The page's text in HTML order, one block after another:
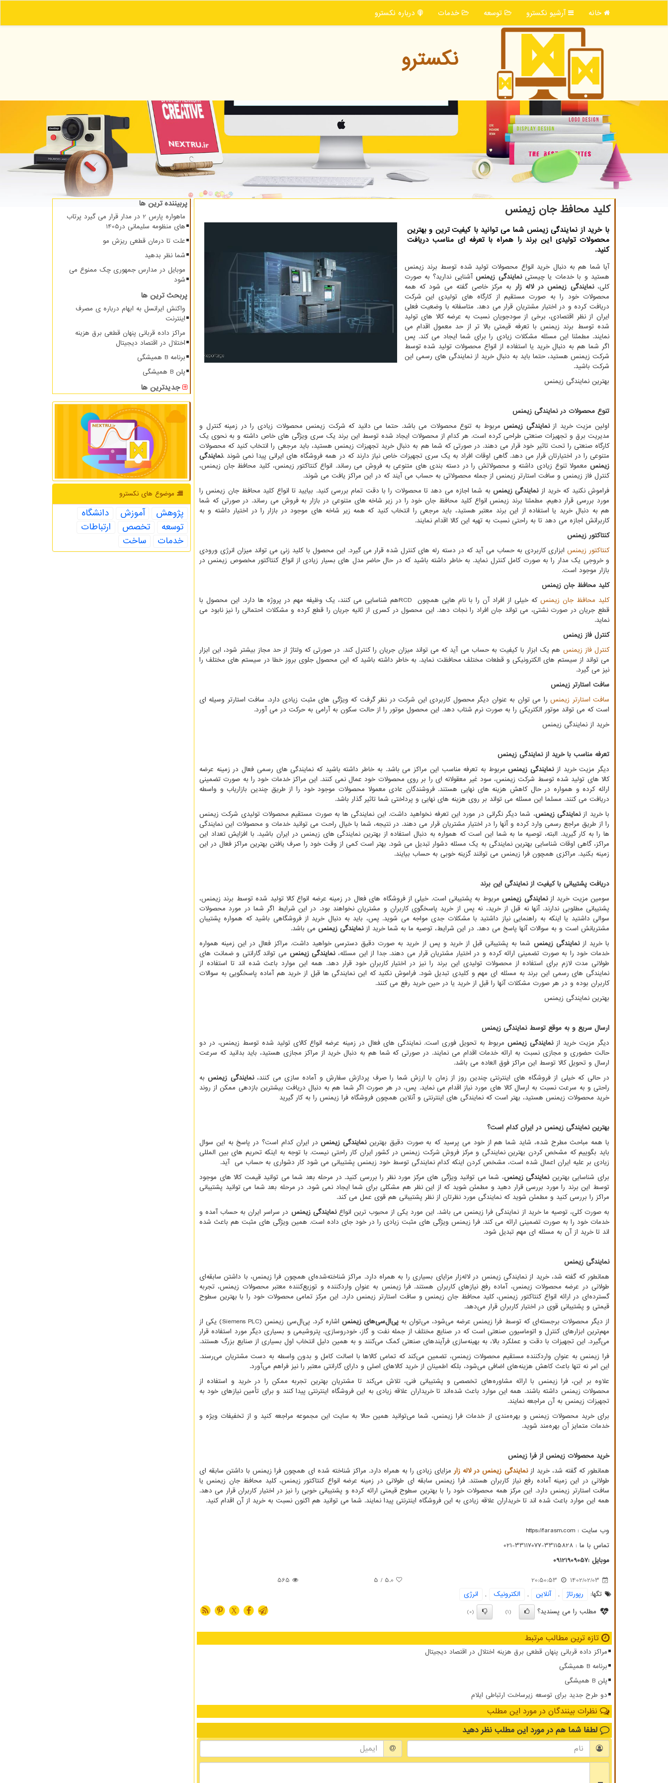
خانه آرشیو نكسترو توسعه خدمات درباره نكسترو
نكسترو
کلید محافظ جان زیمنس
با خرید از نمایندگی زیمنس شما می توانید با کیفیت ترین و بهترین
محصولات تولیدی این برند را همراه با تعرفه ای مناسب دریافت
کنید.
آیا شما هم به دنبال خرید انواع محصولات تولید شده توسط برند زیمنس
هستید و با خدمات یا چیستینمایندگی زیمنسآشنایی ندارید؟ به صورت
کلی،نمایندگی زیمنس در لاله زار به مرکز خاصی گفته می شود که همه
محصولات خود را به صورت مستقیم از کارگاه های تولیدی این شرکت
دریافت کرده و در اختیار مشتریان قرار می دهد. متاسفانه با وضعیت فعلی
ایران از نظر اقتصادی، برخی از سودجویان نسبت به عرضه کالا های تولید
شده توسط برند زیمنس با تعرفه قیمتی بالا تر از حد معمول اقدام می
نمایند. مطمئنا این مسئله مشکلات زیادی را برای شما ایجاد می کند. پس
اگر شما هم به دنبال خرید یا استفاده از انواع محصولات تولید شده توسط
شرکت زیمنس هستید، حتما باید به دنبال خرید از نمایندگی های رسمی این
شرکت باشید.
بهترین نمایندگی زیمنس
تنوع محصولات در نمایندگی زیمنس
اولین مزیت خرید ازنمایندگی زیمنسمربوط به تنوع محصولات می باشد. حتما می دانید که شرکت زیمنس محصولات زیادی را در زمینه کنترل و
مدیریت برق و تجهیزات صنعتی طراحی کرده است. هر کدام از محصولات ایجاد شده توسط این برند یک سری ویژگی های خاص داشته و به نحوی یک
کارگاه صنعتی را تحت تاثیر خود قرار می دهند. در صورتی که شما هم به دنبال خرید تجهیزات زیمنس هستید، باید مرجعی را انتخاب کنید که محصولات
متنوعی را در اختیارتان قرار می دهد. گاهی اوقات افراد به یک سری تجهیزات خاص نیاز دارند که در همه فروشگاه های ایرانی پیدا نمی شوند .نمایندگی
زیمنس معمولا تنوع زیادی داشته و محصولاتش را در دسته بندی های متنوعی به فروش می رساند. انواع کنتاکتور زیمنس، کلید محافظ جان زیمنس،
کنترل فاز زیمنس و سافت استارتر زیمنس از جمله محصولاتی به حساب می آیند که در این مراکز یافت می شوند.
فراموش نکنید که خرید ازنمایندگی زیمنس به شما اجازه می دهد تا محصولات را با دقت تمام بررسی کنید. بیایید تا انواع کلید محافظ جان زیمنس را
مورد بررسی قرار دهیم. مطمئنا برند زیمنس انواع کلید محافظ جان خود را در زیر شاخه های متنوعی در بازار به فروش می رساند. در صورتی که شما
هم به دنبال خرید یا استفاده از این برند معتبر هستید، باید مرجعی را انتخاب کنید که همه زیر شاخه های موجود در بازار را در اختیار داشته و به
کاربرانش اجازه می دهد تا به راحتی نسبت به تهیه این کالا اقدام نمایند.
کنتاکتور زیمنس
کنتاکتور زیمنس ابزاری کاربردی به حساب می آید که در دسته رله های کنترل شده قرار می گیرد. این محصول با کلید زنی می تواند میزان انرژی ورودی
و خروجی یک مدار را به صورت کامل کنترل نماید. به خاطر داشته باشید که در حال حاضر مدل های بسیار زیادی از انواع کنتاکتور مخصوص زیمنس در
بازار موجود است.
کلید محافظ جان زیمنس
کلید محافظ جان زیمنسکه خیلی از افراد آن را با نام هایی همچون RCDهم شناسایی می کنند، یک وظیفه مهم در پروژه ها دارد. این محصول با
قطع جریان در صورت نشتی، می تواند جان افراد را نجات دهد. این محصول در کسری از ثانیه جریان را قطع کرده و مشکلات احتمالی را نیز نابود می
نماید.
کنترل فاز زیمنس
کنترل فاز زیمنس هم یک ابزار با کیفیت به حساب می آید که می تواند میزان جریان را کنترل کند. در صورتی که ولتاژ از حد مجاز بیشتر شود، این ابزار
می تواند از سیستم های الکترونیکی و قطعات مختلف محافظت نماید. به خاطر داشته باشید که این محصول جلوی بروز خطا در سیستم های مختلف را
نیز می گیرد.
سافت استارتر زیمنس
سافت استارتر زیمنسرا می توان به عنوان دیگر محصول کاربردی این شرکت در نظر گرفت که ویژگی های مثبت زیادی دارد. سافت استارتر وسیله ای
است که می تواند موتور الکتریکی را به صورت نرم شتاب دهد. این محصول موتور را از حالت سکون به آرامی به حرکت در می آورد.
خرید از نمایندگی زیمنس
تعرفه مناسب با خرید از نمایندگی زیمنس
دیگر مزیت خرید ازنمایندگی زیمنسمربوط به تعرفه مناسب این مراکز می باشد. به خاطر داشته باشید که نمایندگی های رسمی فعال در زمینه عرضه
کالا های تولید شده توسط شرکت زیمنس، سود غیر معقولانه ای را بر روی محصولات خود عمال نمی کنند. این مراکز خدمات خود را به صورت تضمینی
ارائه کرده و همواره در حال کاهش هزینه های نهایی هستند. فروشندگان عادی معمولا محصولات موجود خود را از طریق چندین بازاریاب و واسطه
دریافت می کنند. مسلما این مسئله می تواند بر روی هزینه های نهایی و پرداختی شما تاثیر گذار باشد.
با خرید ازنمایندگی زیمنس، شما دیگر نگرانی در مورد این تعرفه نخواهید داشت. این نمایندگی ها به صورت مستقیم محصولات تولیدی شرکت زیمنس
را از طریق مراجع رسمی وارد کرده و آنها را در اختیار مشتریان قرار می دهند. در نتیجه، شما با خیال راحت می توانید خدمات و محصولات این نمایندگی
ها را به کار گیرید. البته، توصیه ما به شما این است که همواره به دنبال استفاده از بهترین نمایندگی های زیمنس در ایران باشید. با افزایش تعداد این
مراکز، گاهی اوقات شناسایی بهترین نمایندگی به یک مسئله دشوار تبدیل می شود. بهتر است کمی از وقت خود را صرف یافتن بهترین مراکز فعال در این
زمینه بکنید. مراکزی همچون فرا زیمنس می توانند گزینه خوبی به حساب بیایند.
دریافت پشتیبانی با کیفیت از نمایندگی این برند
سومین مزیت خرید ازنمایندگی زیمنسمربوط به پشتیبانی است. خیلی از فروشگاه های فعال در زمینه عرضه انواع کالا تولید شده توسط برند زیمنس،
پشتیبانی مطلوبی ندارند. آنها نه قبل از خرید، نه پس از خرید پاسخگوی کاربران و مشتریان نخواهند بود. در این شرایط اگر شما در مورد محصولات
سوالی داشتید یا اینکه به راهنمایی نیاز داشتید با مشکلات جدی مواجه می شوید. پس، باید به دنبال خرید از فروشگاهی باشید که همواره پشتیبان
مشتریانش است و به سوالات آنها پاسخ می دهد. در این شرایط، توصیه ما به شما خرید ازنمایندگی زیمنس می باشد.
با خرید ازنمایندگی زیمنس شما به پشتیبانی قبل از خرید و پس از خرید به صورت دقیق دسترسی خواهید داشت. مراکز فعال در این زمینه همواره
خدمات خود را به صورت تضمینی ارائه کرده و در اختیار مشتریان قرار می دهند. جدا از این مسئله،نمایندگی زیمنس می تواند گارانتی و ضمانت های
طولانی مدت لازم برای استفاده از محصولات تولیدی این برند را نیز در اختیار کاربران خود قرار دهد. همه این موارد باعث شده اند تا استفاده از
نمایندگی های رسمی این برند به مسئله ای مهم و کلیدی تبدیل شود. فراموش نکنید که این نمایندگی ها قبل از خرید هم آماده پاسخگویی به سوالات
کاربران بوده و در هر صورت مشکلات آنها را قبل از خرید یا در حین خرید رفع می کنند.
بهترین نمایندگی زیمنس
ارسال سریع و به موقع توسط نمایندگی زیمنس
دیگر مزیت خرید ازنمایندگی زیمنس مربوط به تحویل فوری است. نمایندگی های فعال در زمینه عرضه انواع کالای تولید شده توسط زیمنس، در دو
حالت حضوری و مجازی نسبت به ارائه خدمات اقدام می نمایند. در صورتی که شما هم به دنبال خرید از مراکز مجازی هستید، باید بدانید که سرعت
ارسال و تحویل کالا توسط این مراکز فوق العاده می باشد.
در حالی که خیلی از فروشگاه های اینترنتی چندین روز از زمان با ارزش شما را صرف پردازش سفارش و آماده سازی می کنند،نمایندگی زیمنسبه
راحتی و به سرعت نسبت به ارسال کالا های مورد نیاز اقدام می نماید. پس، در هر صورت اگر شما هم به دنبال دریافت بیشترین بازدهی ممکن از روند
خرید محصولات زیمنس هستید، بهتر است که نمایندگی های اینترنتی و آنلاین همچون فروشگاه فرا زیمنس را به کار گیرید
بهترین نمایندگی زیمنس در ایران کدام است؟
با همه مباحث مطرح شده، شاید شما هم از خود می پرسید که به صورت دقیق بهتریننمایندگی زیمنسدر ایران کدام است؟ در پاسخ به این سوال
باید بگوییم که مشخص کردن بهترین نمایندگی و مرکز فروش شرکت زیمنس در کشور ایران کار راحتی نیست. با توجه به اینکه تحریم های بین المللی
زیادی بر علیه ایران اعمال شده است، مشخص کردن اینکه کدام نمایندگی توسط خود زیمنس پشتیبانی می شود کار دشواری به حساب می آید.
برای شناسایی بهتریننمایندگی زیمنس، شما می توانید ویژگی های مرکز مورد نظر را بررسی کنید. در مرحله بعد شما می توانید قیمت کالا های موجود
توسط این برند را مورد بررسی قرار دهید و مطمئن شوید که از این نظر هم مشکلی برای شما ایجاد نمی شود. در مرحله بعد شما می توانید پشتیبانی
مراکز را بررسی کنید و مطمئن شوید که نمایندگی مورد نظرتان از نظر پشتیبانی هم قوی عمل می کند.
به صورت کلی، توصیه ما خرید از نمایندگی فرا زیمنس می باشد. این مورد یکی از محبوب ترین انواعنمایندگی زیمنس در سراسر ایران به حساب آمده و
خدمات خود را به صورت تضمینی ارائه می کند. فرا زیمنس ویژگی های مثبت زیادی را در خود جای داده است. همین ویژگی های مثبت هم باعث شده
اند تا خرید از آن به مسئله ای مهم تبدیل شود.
نمایندگی زیمنس
همانطور که گفته شد، خرید از نمایندگی زیمنس در لاله‌زار مزایای بسیاری را به همراه دارد. مراکز شناخته‌شده‌ای همچون فرا زیمنس، با داشتن سابقه‌ای
طولانی در عرضه محصولات زیمنس، آماده رفع نیازهای کاربران هستند. فرا زیمنس به عنوان واردکننده و توزیع‌کننده معتبر محصولات زیمنس، تجربه
گسترده‌ای در ارائه انواع کنتاکتور زیمنس، کلید محافظ جان زیمنس و سافت استارتر زیمنس دارد. این مرکز تمامی محصولات خود را با بهترین سطوح
قیمتی و پشتیبانی قوی در اختیار کاربران قرار می‌دهد.
از دیگر محصولات برجسته‌ای که توسط فرا زیمنس عرضه می‌شود، می‌توان بهپی‌ال‌سی‌های زیمنس اشاره کرد. پی‌ال‌سی زیمنس(Siemens PLC) یکی از
مهم‌ترین ابزارهای کنترل و اتوماسیون صنعتی است که در صنایع مختلف از جمله نفت و گاز، خودروسازی، پتروشیمی و بسیاری دیگر مورد استفاده قرار
می‌گیرد. این تجهیزات با دقت و عملکرد بالا، به بهینه‌سازی فرآیندهای صنعتی کمک می‌کنند و به همین دلیل انتخاب اول بسیاری از صنایع بزرگ هستند.
فرا زیمنس به عنوان واردکننده مستقیم محصولات زیمنس، تضمین می‌کند که تمامی کالاها با اصالت کامل و بدون واسطه به دست مشتریان می‌رسند.
این امر نه تنها باعث کاهش هزینه‌های اضافی می‌شود، بلکه اطمینان از خرید کالاهای اصلی و دارای گارانتی معتبر را نیز فراهم می‌آورد.
علاوه بر این، فرا زیمنس با ارائه مشاوره‌های تخصصی و پشتیبانی فنی، تلاش می‌کند تا مشتریان بهترین تجربه ممکن را در خرید و استفاده از
محصولات زیمنس داشته باشند. همه این موارد باعث شده‌اند تا خریداران علاقه زیادی به این فروشگاه اینترنتی پیدا کنند و برای تأمین نیازهای خود به
تجهیزات زیمنس به آن مراجعه نمایند.
برای خرید محصولات زیمنس و بهره‌مندی از خدمات فرا زیمنس، شما می‌توانید همین حالا به سایت این مجموعه مراجعه کنید و از تخفیفات ویژه و
خدمات متمایز آن بهره‌مند شوید.
خرید محصولات زیمنس از فرا زیمنس
همانطور که گفته شد، خرید ازنمایندگی زیمنس در لاله زار مزایای زیادی را به همراه دارد. مراکز شناخته شده ای همچون فرا زیمنس با داشتن سابقه ای
طولانی در این زمینه آماده رفع نیاز کاربران هستند. فرا زیمنس سابقه ای طولانی در زمینه عرضه انواع کنتاکتور زیمنس، کلید محافظ جان زیمنس یا
سافت استارتر زیمنس دارد. این مرکز همه محصولات خود را با بهترین سطوح قیمتی ارائه کرده و پشتیبانی خوبی را نیز در اختیار کاربران قرار می دهد.
همه این موارد باعث شده اند تا خریداران علاقه زیادی به این فروشگاه اینترنتی پیدا نمایند. شما می توانید هم اکنون نسبت به خرید از آن اقدام کنید.
وب سایت : https://farasm.com
تماس با ما : 021-33117077-33115828
موبایل :09121909057
1402/02/03
20:50:53
5.0
/ 5
565
تگها:
رپورتاژ , آنلاین , الكترونیك ,
انرژی
مطلب را می پسندید؟
(1)
(0)
X
تازه ترین مطالب مرتبط
مراکز داده قربانی پنهان قطعی برق هزینه اختلال در اقتصاد دیجیتال
برنامه B همیشگی
پلن B همیشگی
دو طرح جدید برای توسعه زیرساخت ارتباطی ایلام
نظرات بینندگان در مورد این مطلب
لطفا شما هم در مورد این مطلب نظر دهید
پربیننده ترین ها
ماهواره پارس 2 در مدار قرار می گیرد پرتاب
های منظومه سلیمانی در1405
علت تا درمان قطعی ریزش مو
شما نظر بدهید
موبایل در مدارس جمهوری چک ممنوع می
شود
پربحث ترین ها
واکنش ایرانسل به ابهام درباره ی مصرف
اینترنت
مراکز داده قربانی پنهان قطعی برق هزینه
اختلال در اقتصاد دیجیتال
برنامه B همیشگی
پلن B همیشگی
جدیدترین ها
موضوع های نكسترو
پژوهش آموزش
دانشگاه
توسعه
تخصص
ارتباطات
خدمات
ساخت